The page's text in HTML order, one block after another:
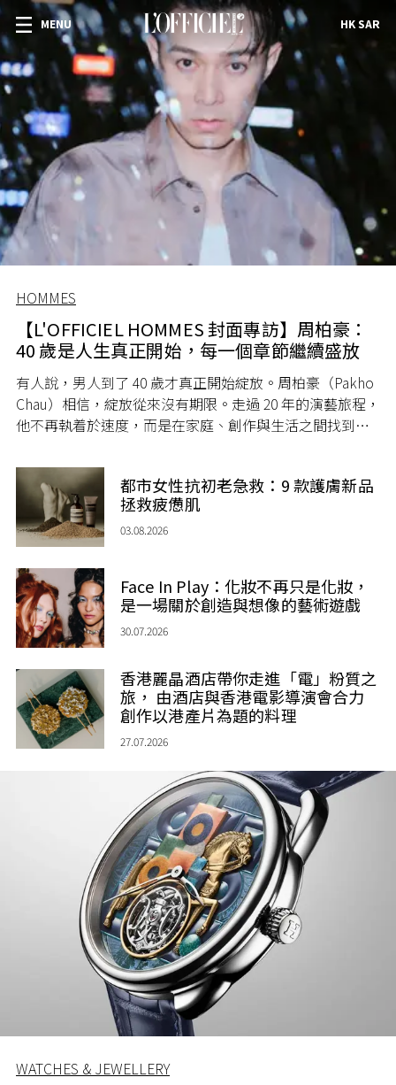
MENU HK SAR
HOMMES
【L'OFFICIEL HOMMES 封面專訪】周柏豪：
40 歲是人生真正開始，每一個章節繼續盛放
有人說，男人到了 40 歲才真正開始綻放。周柏豪（Pakho
Chau）相信，綻放從來沒有期限。走過 20 年的演藝旅程，
他不再執着於速度，而是在家庭、創作與生活之間找到屬
都市女性抗初老急救：9 款護膚新品
拯救疲憊肌
03.08.2026
Face In Play：化妝不再只是化妝，
是一場關於創造與想像的藝術遊戲
30.07.2026
香港麗晶酒店帶你走進「電」粉質之
旅， 由酒店與香港電影導演會合力
創作以港產片為題的料理
27.07.2026
WATCHES & JEWELLERY